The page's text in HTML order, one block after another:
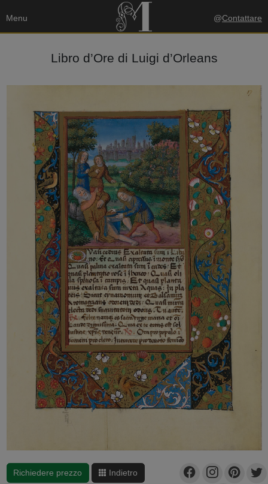
Menu @Contattare
Libro d’Ore di Luigi d’Orleans
Richiedere prezzo Indietro